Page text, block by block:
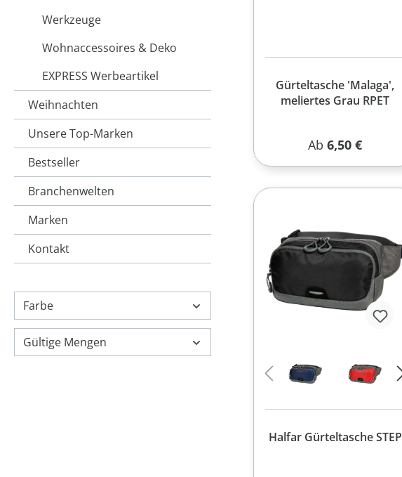
Gürteltasche 'Malaga',
meliertes Grau RPET
Regulärer Preis:
Ab6,50 €
Halfar Gürteltasche STEP
Werkzeuge
Wohnaccessoires & Deko
EXPRESS Werbeartikel
Weihnachten
Unsere Top-Marken
Bestseller
Branchenwelten
Marken
Kontakt
Farbe
Gültige Mengen